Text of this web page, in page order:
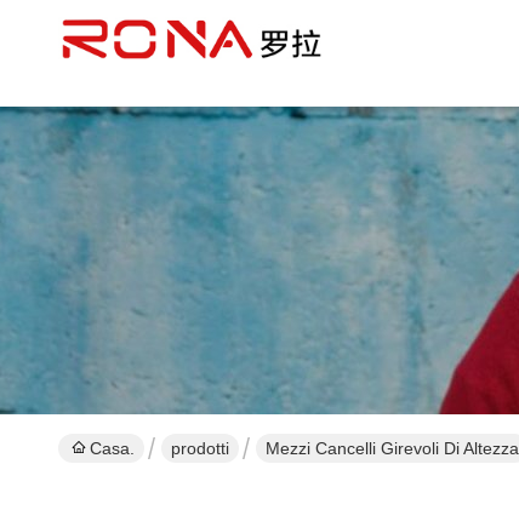
Casa. prodotti Mezzi Cancelli Girevoli Di Altezza